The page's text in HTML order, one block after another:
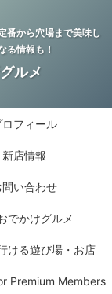
番から穴場まで美味し
る情報も！
ルメ
ロフィール
新店情報
問い合わせ
でかけグルメ
ける遊び場・お店
Premium Members